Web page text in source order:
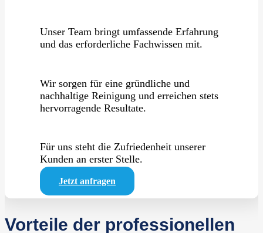
Unser Team bringt umfassende Erfahrung
und das erforderliche Fachwissen mit.
Wir sorgen für eine gründliche und
nachhaltige Reinigung und erreichen stets
hervorragende Resultate.
Für uns steht die Zufriedenheit unserer
Kunden an erster Stelle.
Jetzt anfragen
Vorteile der professionellen